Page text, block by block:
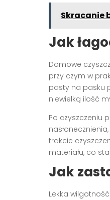
Skracanie
Jak
Domowe
przy czym w
pasty na pasku
niewielką ilość
Po czyszczeniu
trakcie
materiału, co
Jak
Lekka